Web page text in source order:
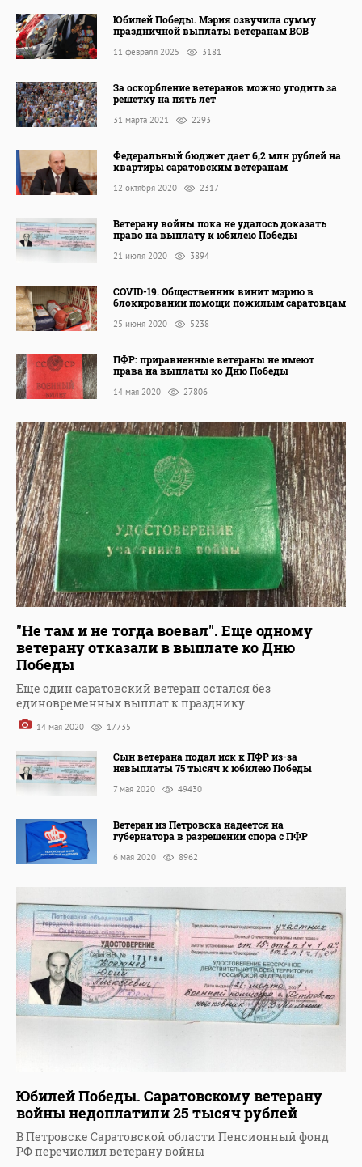
Юбилей Победы. Мэрия озвучила сумму
праздничной выплаты ветеранам ВОВ
11 февраля 2025 3181
За оскорбление ветеранов можно угодить за
решетку на пять лет
31 марта 2021 2293
Федеральный бюджет дает 6,2 млн рублей на
квартиры саратовским ветеранам
12 октября 2020 2317
Ветерану войны пока не удалось доказать
право на выплату к юбилею Победы
21 июля 2020 3894
COVID-19. Общественник винит мэрию в
блокировании помощи пожилым саратовцам
25 июня 2020 5238
ПФР: приравненные ветераны не имеют
права на выплаты ко Дню Победы
14 мая 2020 27806
"Не там и не тогда воевал". Еще одному
ветерану отказали в выплате ко Дню
Победы
Еще один саратовский ветеран остался без
единовременных выплат к празднику
14 мая 2020 17735
Сын ветерана подал иск к ПФР из-за
невыплаты 75 тысяч к юбилею Победы
7 мая 2020 49430
Ветеран из Петровска надеется на
губернатора в разрешении спора с ПФР
6 мая 2020 8962
Юбилей Победы. Саратовскому ветерану
войны недоплатили 25 тысяч рублей
В Петровске Саратовской области Пенсионный фонд
РФ перечислил ветерану войны